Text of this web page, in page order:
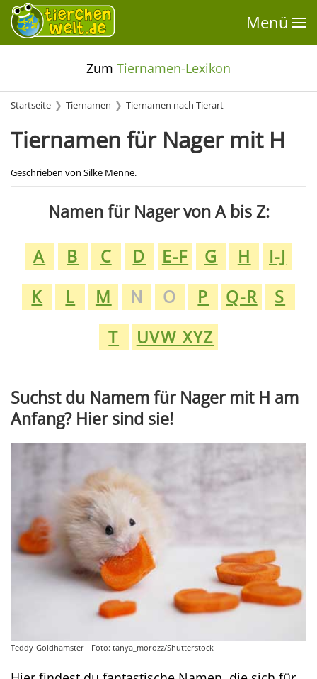
Menü
Zum Tiernamen-Lexikon
Startseite Tiernamen Tiernamen nach Tierart
Tiernamen für Nager mit H
Geschrieben von Silke Menne.
Namen für Nager von A bis Z:
A
B C D E-F G H
I-J
K
L M N O P Q-R
S
T
UVW XYZ
Suchst du Namem für Nager mit H am
Anfang? Hier sind sie!
Teddy-Goldhamster - Foto: tanya_morozz/Shutterstock